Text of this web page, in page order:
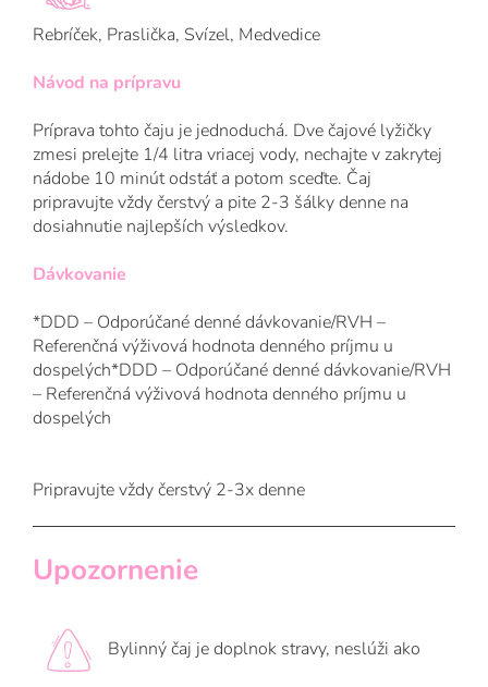
Rebríček, Praslička, Svízel, Medvedice
Návod na prípravu
Príprava tohto čaju je jednoduchá. Dve čajové lyžičky
zmesi prelejte 1/4 litra vriacej vody, nechajte v zakrytej
nádobe 10 minút odstáť a potom sceďte. Čaj
pripravujte vždy čerstvý a pite 2-3 šálky denne na
dosiahnutie najlepších výsledkov.
Dávkovanie
*DDD – Odporúčané denné dávkovanie/RVH –
Referenčná výživová hodnota denného príjmu u
dospelých*DDD – Odporúčané denné dávkovanie/RVH
– Referenčná výživová hodnota denného príjmu u
dospelých
Pripravujte vždy čerstvý 2-3x denne
Upozornenie
Bylinný čaj je doplnok stravy, neslúži ako